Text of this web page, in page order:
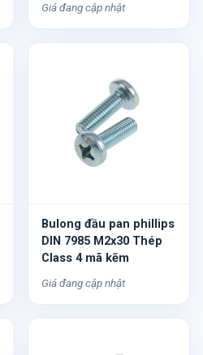
Giá đang cập nhật
Bulong đầu pan phillips
DIN 7985 M2x30 Thép
Class 4 mã kẽm
Giá đang cập nhật